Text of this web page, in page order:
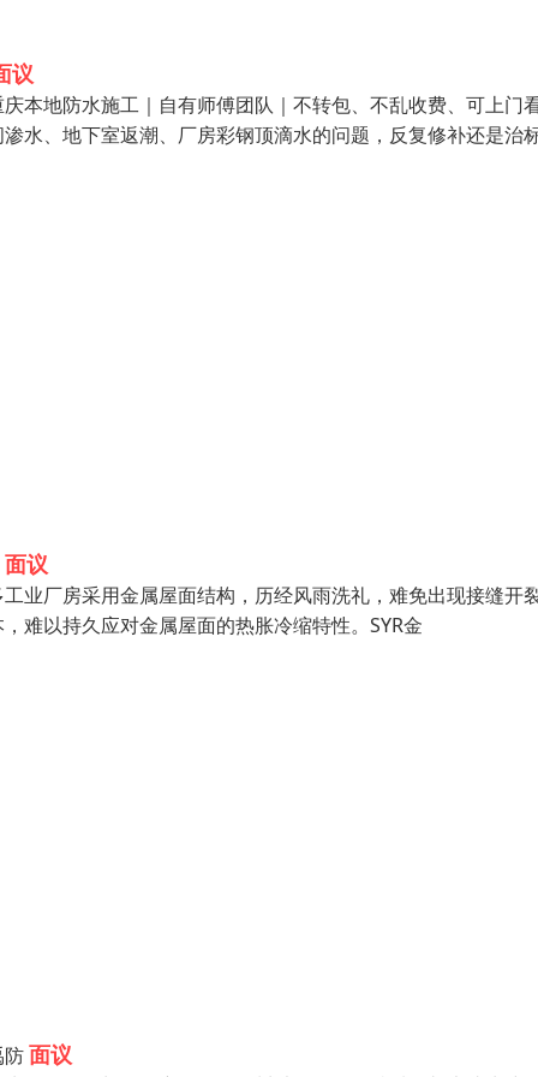
议
本地防水施工｜自有师傅团队｜不转包、不乱收费、可上门
水、地下室返潮、厂房彩钢顶滴水的问题，反复修补还是治
面议
业厂房采用金属屋面结构，历经风雨洗礼，难免出现接缝开
难以持久应对金属屋面的热胀冷缩特性。SYR金
防面议